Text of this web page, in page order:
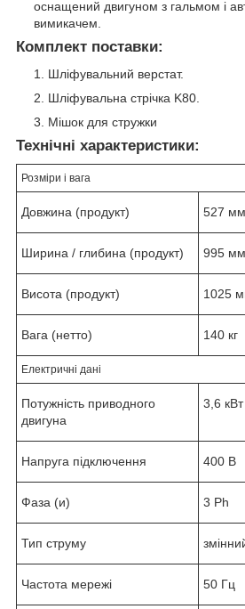
оснащений двигуном з гальмом і
вимикачем.
Комплект поставки:
Шліфувальний верстат.
Шліфувальна стрічка K80.
Мішок для стружки
Технічні характеристики:
Розміри і вага
Довжина (продукт) 527 мм
Ширина / глибина (продукт) 995 мм
Висота (продукт) 1025
Вага (нетто) 140 кг
Електричні дані
Потужність приводного
двигуна
3,6 кВт
Напруга підключення 400 В
Фаза (и) 3 Ph
Тип струму
Частота мережі 50 Гц